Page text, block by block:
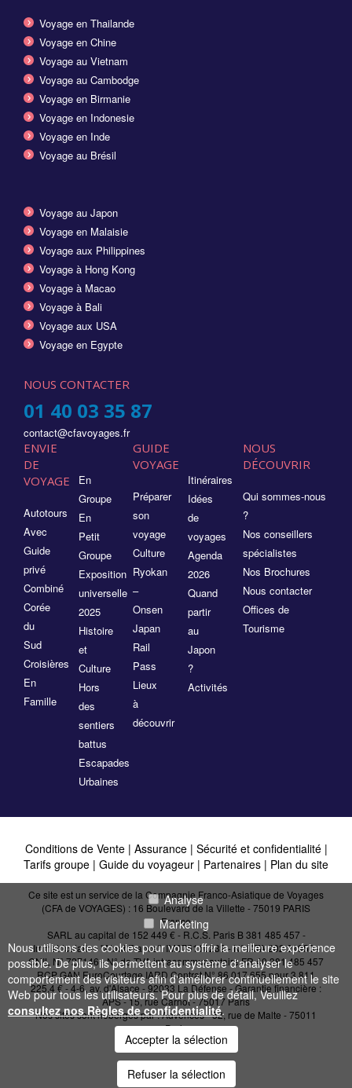
Voyage en Thailande
Voyage en Chine
Voyage au Vietnam
Voyage au Cambodge
Voyage en Birmanie
Voyage en Indonesie
Voyage en Inde
Voyage au Brésil
Voyage au Japon
Voyage en Malaisie
Voyage aux Philippines
Voyage à Hong Kong
Voyage à Macao
Voyage à Bali
Voyage aux USA
Voyage en Egypte
NOUS CONTACTER
01 40 03 35 87
contact@cfavoyages.fr
ENVIE
DE
VOYAGE
Autotours
Avec
Guide
privé
Combiné
Corée
du
Sud
Croisières
En
Famille
En
Groupe
En
Petit
Groupe
Exposition
universelle
2025
Histoire
et
Culture
Hors
des
sentiers
battus
Escapades
Urbaines
GUIDE
VOYAGE
Préparer
son
voyage
Culture
Ryokan
–
Onsen
Japan
Rail
Pass
Lieux
à
découvrir
Itinéraires
Idées
de
voyages
Agenda
2026
Quand
partir
au
Japon
?
Activités
NOUS
DÉCOUVRIR
Qui sommes-nous
?
Nos conseillers
spécialistes
Nos Brochures
Nous contacter
Offices de
Tourisme
Conditions de Vente| Assurance | Sécurité et confidentialité|
Tarifs groupe | Guide du voyageur | Partenaires | Plan du site
Ce site est un service de la Compagnie Franco-Asiatique de Voyages
(CFA de VOYAGES) : 16 Boulevard de la Villette - 75019 PARIS
France
SARL au capital de 152 449 € - R.C.S. Paris B 381 485 457 -
Immatriculation "Atout France": IM075110232 - N° IATA 202 21950 -
CNIL N° 727146 - N° de TVA intracommunautaire FR 40 381 485 457
RCP GAN EuroCourtage IARD Contrat N° 86.017.655 pour 3 811
225,4 € - 4-6, av. d'Alsace - 92033 La Défense - Garantie financière :
APS - 15, rue Carnot - 75017 Paris
Nos sites sont hébergés par :Advences - 52, rue de Malte - 75011
Paris
Analyse
Marketing
Nous utilisons des cookies pour vous offrir la meilleure expérience
possible. De plus, ils permettent au système d'analyser le
comportement des visiteurs afin d'améliorer continuellement le site
Web pour tous les utilisateurs. Pour plus de détail, Veuillez
consultez nos Règles de confidentialité.
Accepter la sélection
Refuser la sélection